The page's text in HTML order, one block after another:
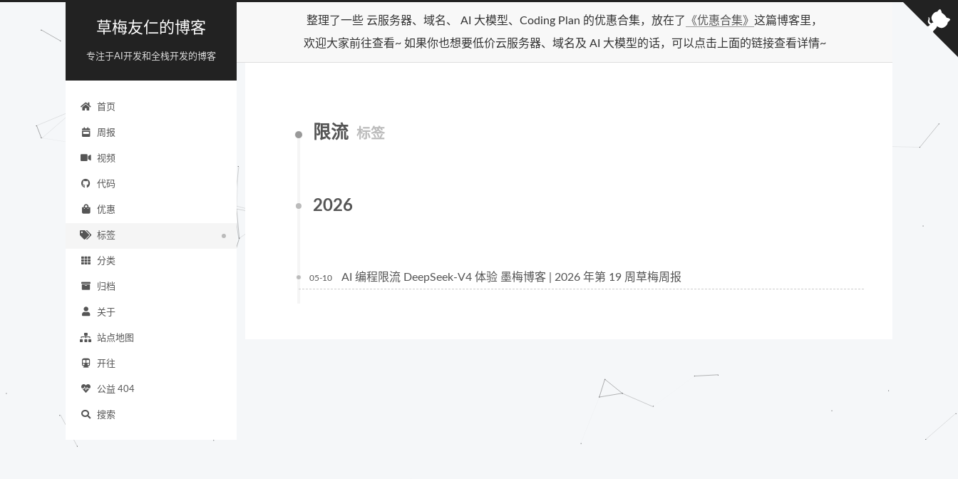
整理了一些 云服务器、域名、 AI 大模型、Coding Plan 的优惠合集，放在了 《优惠合集》 这篇博客里，
欢迎大家前往查看~ 如果你也想要低价云服务器、域名及 AI 大模型的话，可以点击上面的链接查看详情~
草梅友仁的博客
专注于AI开发和全栈开发的博客
首页
周报
视频
代码
优惠
标签
分类
归档
关于
站点地图
开往
公益 404
搜索
限流 标签
2026
05-10 AI 编程限流 DeepSeek-V4 体验 墨梅博客 | 2026 年第 19 周草梅周报